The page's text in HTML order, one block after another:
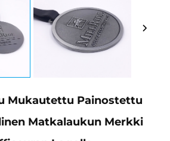
Mukautettu Painostettu
Matkalaukun Merkki